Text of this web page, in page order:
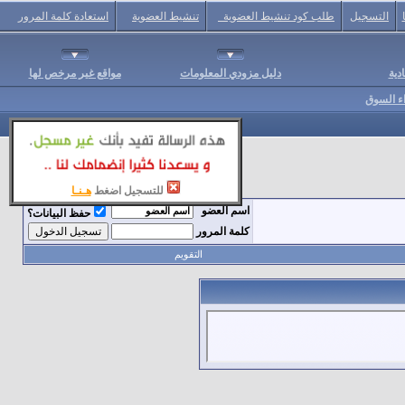
للتسجيل اضغط هـنـا
التسجيل طلب كود تنشيط العضوية تنشيط العضوية استعادة كلمة المرور
دليل مزودي المعلومات مواقع غير مرخص لها
السوق
اسم العضو
حفظ البيانات؟
كلمة المرور
التقويم